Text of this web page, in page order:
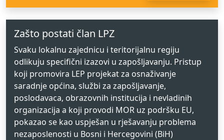
Zašto postati član LPZ
Svaku lokalnu zajednicu i teritorijalnu regiju
odlikuju specifični izazovi u zapošljavanju. Pristup
koji promovira LEP projekat za osnaživanje
saradnje općina, službi za zapošljavanje,
poslodavaca, obrazovnih institucija i nevladinih
organizacija a koji provodi MOR uz podršku EU,
pokazao se kao uspješan u rješavanju problema
nezaposlenosti u Bosni i Hercegovini (BiH)